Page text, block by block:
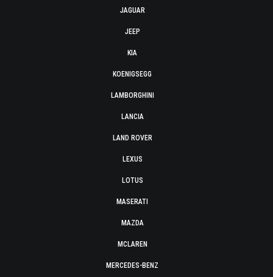
JAGUAR
JEEP
KIA
KOENIGSEGG
LAMBORGHINI
LANCIA
LAND ROVER
LEXUS
LOTUS
MASERATI
MAZDA
MCLAREN
MERCEDES-BENZ